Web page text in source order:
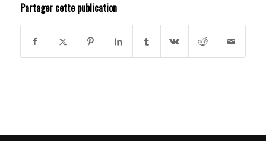
Partager cette publication